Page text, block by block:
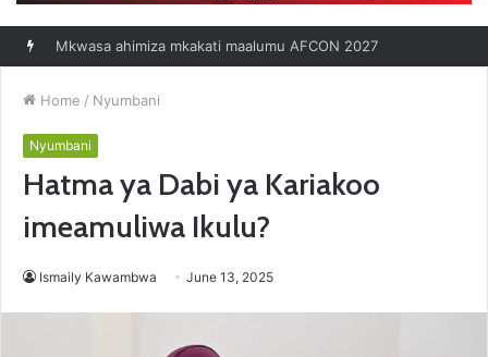
Mkwasa ahimiza mkakati maalumu AFCON 2027
Home / Nyumbani
Nyumbani
Hatma ya Dabi ya Kariakoo
imeamuliwa Ikulu?
Ismaily Kawambwa June 13, 2025